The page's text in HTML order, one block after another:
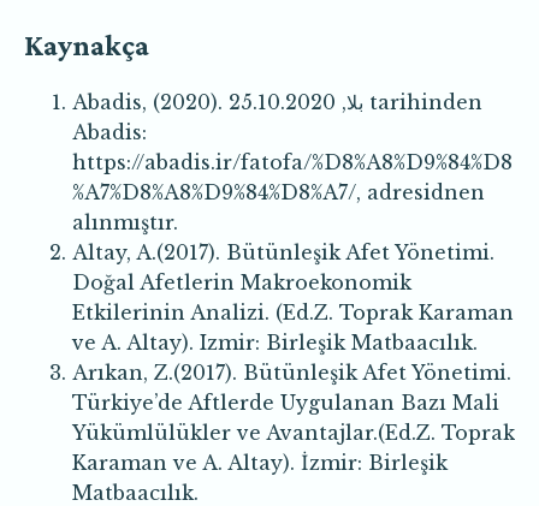
Kaynakça
Abadis, (2020). بلا, 25.10.2020 tarihinden
Abadis:
https://abadis.ir/fatofa/%D8%A8%D9%84%D8
%A7%D8%A8%D9%84%D8%A7/, adresidnen
alınmıştır.
Altay, A.(2017). Bütünleşik Afet Yönetimi.
Doğal Afetlerin Makroekonomik
Etkilerinin Analizi. (Ed.Z. Toprak Karaman
ve A. Altay). Izmir: Birleşik Matbaacılık.
Arıkan, Z.(2017). Bütünleşik Afet Yönetimi.
Türkiye’de Aftlerde Uygulanan Bazı Mali
Yükümlülükler ve Avantajlar.(Ed.Z. Toprak
Karaman ve A. Altay). İzmir: Birleşik
Matbaacılık.